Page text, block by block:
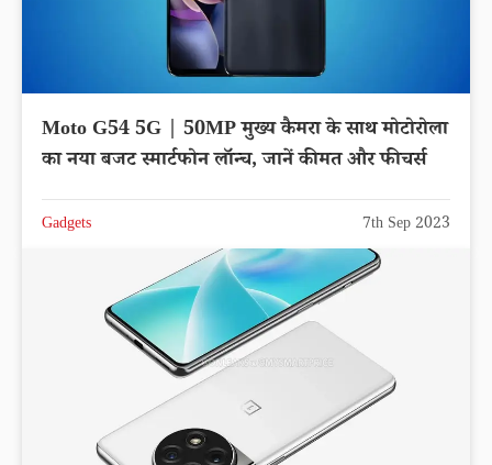
Moto G54 5G | 50MP मुख्य कैमरा के साथ मोटोरोला
का नया बजट स्मार्टफोन लॉन्च, जानें कीमत और फीचर्स
Gadgets 7th Sep 2023